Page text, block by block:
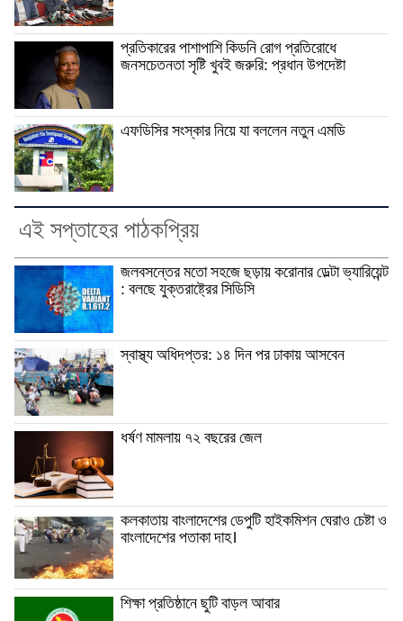
প্রতিকারের পাশাপাশি কিডনি রোগ প্রতিরোধে
জনসচেতনতা সৃষ্টি খুবই জরুরি: প্রধান উপদেষ্টা
এফডিসির সংস্কার নিয়ে যা বললেন নতুন এমডি
এই সপ্তাহের পাঠকপ্রিয়
জলবসন্তের মতো সহজে ছড়ায় করোনার ডেল্টা ভ্যারিয়েন্ট
: বলছে যুক্তরাষ্ট্রের সিডিসি
স্বাস্থ্য অধিদপ্তর: ১৪ দিন পর ঢাকায় আসবেন
ধর্ষণ মামলায় ৭২ বছরের জেল
কলকাতায় বাংলাদেশের ডেপুটি হাইকমিশন ঘেরাও চেষ্টা ও
বাংলাদেশের পতাকা দাহ।
শিক্ষা প্রতিষ্ঠানে ছুটি বাড়ল আবার